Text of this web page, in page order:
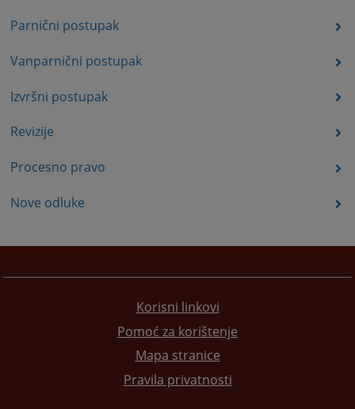
Parnični postupak
Vanparnični postupak
Izvršni postupak
Revizije
Procesno pravo
Nove odluke
Korisni linkovi
Pomoć za korištenje
Mapa stranice
Pravila privatnosti